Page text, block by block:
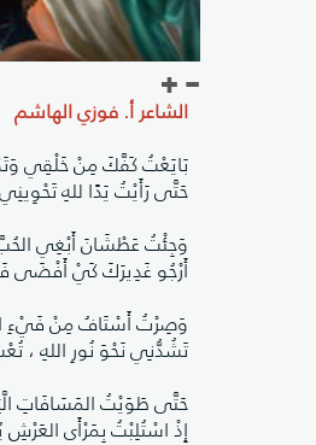
الشاعر أ. فوزي الهاشم
بَايَعْتُ كَفَّكَ مِنْ خَلْقِي
حَتَّى رَأَيْتُ يَدًا للهِ تَحْوِينِي
وَجِئْتُ عَطْشَانَ أَبْغِي
أَرْجُو غَدِيرَكَ كَيْ أَفْضَى
وَصِرْتُ أَسْتَافُ مِنْ فَيْءِ
تَشُدُّنِي نَحْوَ نُورِ اللهِ ،
حَتَّى طَوَيْتُ المَسَافَاتِ
إِذْ اسْتُلِبْتُ بِمَرْأَى العَرْشِ